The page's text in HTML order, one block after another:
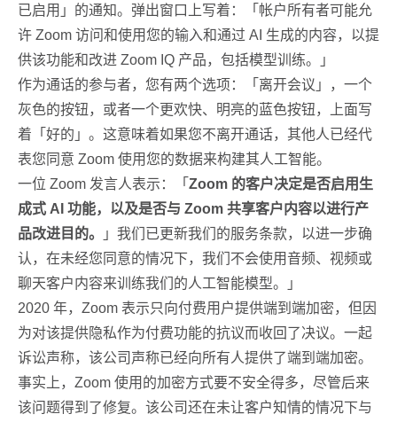
已启用」的通知。弹出窗口上写着：「帐户所有者可能允
许 Zoom 访问和使用您的输入和通过 AI 生成的内容，以提
供该功能和改进 Zoom IQ 产品，包括模型训练。」
作为通话的参与者，您有两个选项：「离开会议」，一个
灰色的按钮，或者一个更欢快、明亮的蓝色按钮，上面写
着「好的」。这意味着如果您不离开通话，其他人已经代
表您同意 Zoom 使用您的数据来构建其人工智能。
一位 Zoom 发言人表示：「 Zoom 的客户决定是否启用生
成式 AI 功能，以及是否与 Zoom 共享客户内容以进行产
品改进目的。
」我们已更新我们的服务条款，以进一步确
认，在未经您同意的情况下，我们不会使用音频、视频或
聊天客户内容来训练我们的人工智能模型。」
2020 年，Zoom 表示只向付费用户提供端到端加密，但因
为对该提供隐私作为付费功能的抗议而收回了决议。一起
诉讼声称，该公司声称已经向所有人提供了端到端加密。
事实上，Zoom 使用的加密方式要不安全得多，尽管后来
该问题得到了修复。该公司还在未让客户知情的情况下与